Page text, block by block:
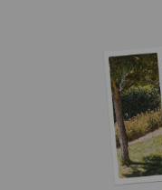
Datenblatt
cm, anthrazit
Regenrinne